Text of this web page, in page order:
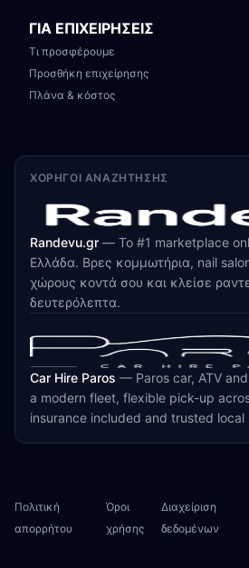
ΓΙΑ ΕΠΙΧΕΙΡΗΣΕΙΣ
Τι προσφέρουμε
Προσθήκη επιχείρησης
Πλάνα & κόστος
ΧΟΡΗΓΟΊ ΑΝΑΖΉΤΗΣΗΣ
Randevu.gr — Το #1 marketplace
Ελλάδα. Βρες κομμωτήρια, nail
χώρους κοντά σου και κλείσε
δευτερόλεπτα.
Car Hire Paros — Paros car, ATV
a modern fleet, flexible pick-up
insurance included and trusted
Πολιτική
απορρήτου
Όροι
χρήσης
Διαχείριση
δεδομένων